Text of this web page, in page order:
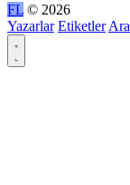
FL © 2026
Yazarlar Etiketler Ara